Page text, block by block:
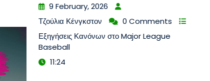
9 February, 2026
Τζούλια Κένγκστον
0 Comments
Εξηγήσεις Κανόνων στο Major League
Baseball
11:24